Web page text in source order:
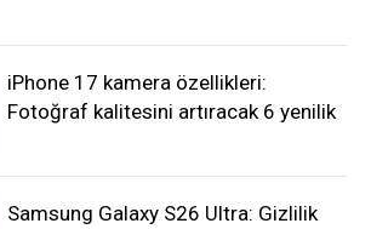
iPhone 17 kamera özellikleri:
Fotoğraf kalitesini artıracak 6 yenilik
Samsung Galaxy S26 Ultra: Gizlilik